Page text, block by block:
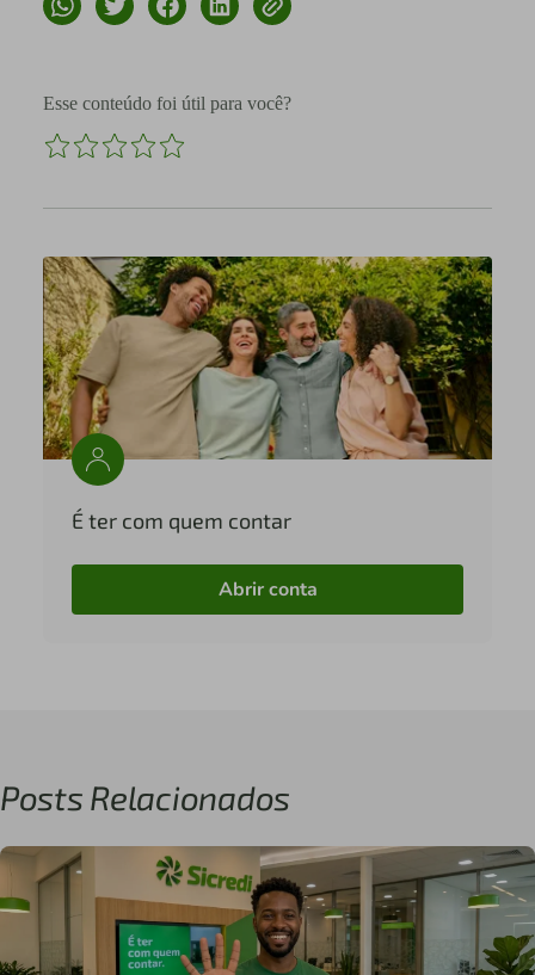
Esse conteúdo foi útil para você?
É ter com quem contar
Abrir conta
Posts Relacionados